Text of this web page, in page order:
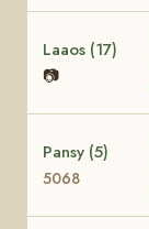
Laaos (17)
📷
Pansy (5)
5068